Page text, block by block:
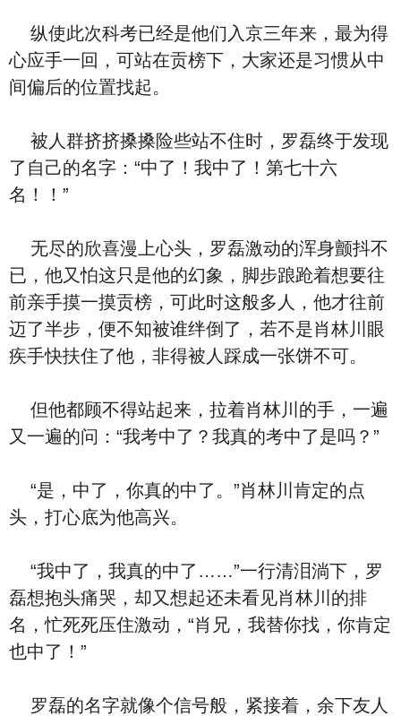
纵使此次科考已经是他们入京三年来，最为得
心应手一回，可站在贡榜下，大家还是习惯从中
间偏后的位置找起。
被人群挤挤搡搡险些站不住时，罗磊终于发现
了自己的名字：“中了！我中了！第七十六
名！！”
无尽的欣喜漫上心头，罗磊激动的浑身颤抖不
已，他又怕这只是他的幻象，脚步踉跄着想要往
前亲手摸一摸贡榜，可此时这般多人，他才往前
迈了半步，便不知被谁绊倒了，若不是肖林川眼
疾手快扶住了他，非得被人踩成一张饼不可。
但他都顾不得站起来，拉着肖林川的手，一遍
又一遍的问：“我考中了？我真的考中了是吗？”
“是，中了，你真的中了。”肖林川肯定的点
头，打心底为他高兴。
“我中了，我真的中了……”一行清泪淌下，罗
磊想抱头痛哭，却又想起还未看见肖林川的排
名，忙死死压住激动，“肖兄，我替你找，你肯定
也中了！”
罗磊的名字就像个信号般，紧接着，余下友人